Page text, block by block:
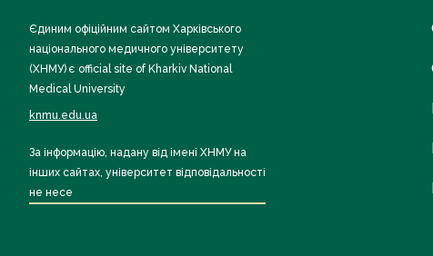
Єдиним офіційним сайтом Харківського
національного медичного університету
(ХНМУ) є official site of Kharkiv National
Medical University
knmu.edu.ua
За інформацію, надану від імені ХНМУ на
інших сайтах, університет відповідальності
не несе